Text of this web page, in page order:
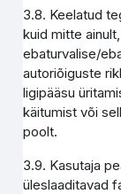
3.8. Keelatud
kuid mitte
ebaturvalise/
autoriõiguste
ligipääsu
käitumist või
poolt.
3.9. Kasutaja
üleslaaditavad